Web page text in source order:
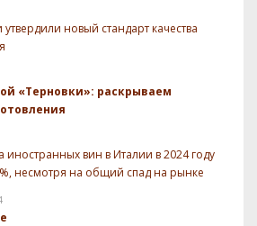
новый стандарт качества
«Терновки»: раскрываем
иностранных вин в Италии в 2024 году
несмотря на общий спад на рынке